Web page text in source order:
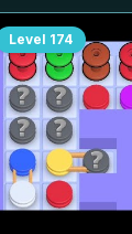
Level 174